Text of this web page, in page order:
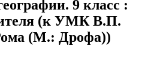
9 класс :
(к УМК В.П.
(М.: Дрофа))